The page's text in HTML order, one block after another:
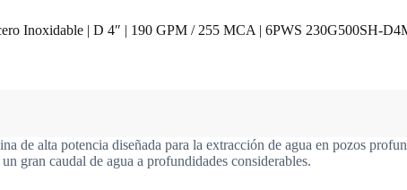
Inoxidable | D 4″ | 190 GPM / 255 MCA | 6PWS 230G500SH-
de alta potencia diseñada para la extracción de agua en pozos
gran caudal de agua a profundidades considerables.